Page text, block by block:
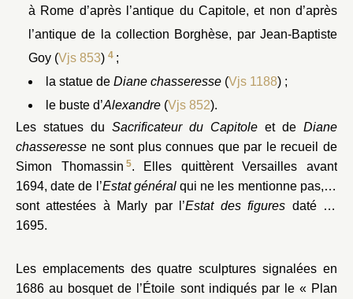
Bosquet de la Reine
à Rome d’après l’antique du Capitole, et non d’après
l’antique de la collection Borghèse, par Jean-Baptiste
Goy (Vjs 853) 4;
la statue de Diane chasseresse (Vjs 1188) ;
le buste d’Alexandre (Vjs 852).
Les statues du Sacrificateur du Capitole et de Diane
chasseresse ne sont plus connues que par le recueil de
Simon Thomassin 5. Elles quittèrent Versailles avant
1694, date de l’Estat généralqui ne les mentionne pas, et
sont attestées à Marly par l’Estat des figures daté de
1695.
Les emplacements des quatre sculptures signalées en
1686 au bosquet de l’Étoile sont indiqués par le « Plan